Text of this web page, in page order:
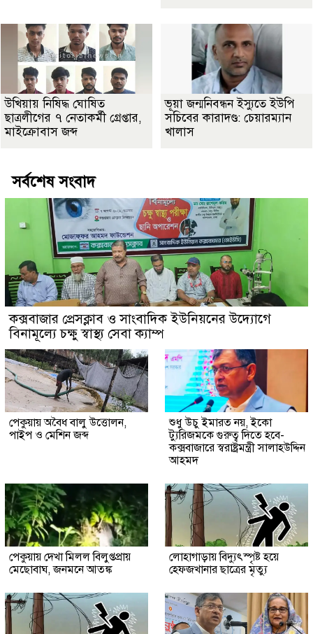
উখিয়ায় নিষিদ্ধ ঘোষিত
ছাত্রলীগের ৭ নেতাকর্মী গ্রেপ্তার,
মাইক্রোবাস জব্দ
ভূয়া জন্মনিবন্ধন ইস্যুতে ইউপি
সচিবের কারাদণ্ড: চেয়ারম্যান
খালাস
সর্বশেষ সংবাদ
কক্সবাজার প্রেসক্লাব ও সাংবাদিক ইউনিয়নের উদ্যোগে
বিনামূল্যে চক্ষু স্বাস্থ্য সেবা ক্যাম্প
পেকুয়ায় অবৈধ বালু উত্তোলন,
পাইপ ও মেশিন জব্দ
শুধু উচু ইমারত নয়, ইকো
ট্যুরিজমকে গুরুত্ব দিতে হবে-
কক্সবাজারে স্বরাষ্ট্রমন্ত্রী সালাহউদ্দিন
আহমদ
পেকুয়ায় দেখা মিলল বিলুপ্তপ্রায়
মেছোবাঘ, জনমনে আতঙ্ক
লোহাগাড়ায় বিদ্যুৎস্পৃষ্ট হয়ে
হেফজখানার ছাত্রের মৃত্যু